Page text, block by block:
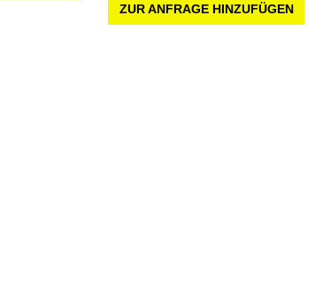
ZUR ANFRAGE HINZUFÜGEN